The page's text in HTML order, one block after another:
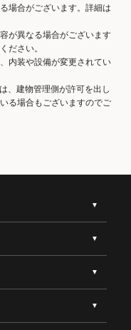
場合がございます。詳細は
が異なる場合がございます
ださい。
内装や設備が変更されてい
、建物管理側が許可を出し
る場合もございますのでご